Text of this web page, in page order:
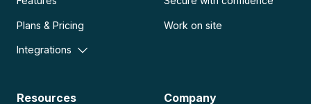
Plans & Pricing
Integrations
Work on site
Resources Company